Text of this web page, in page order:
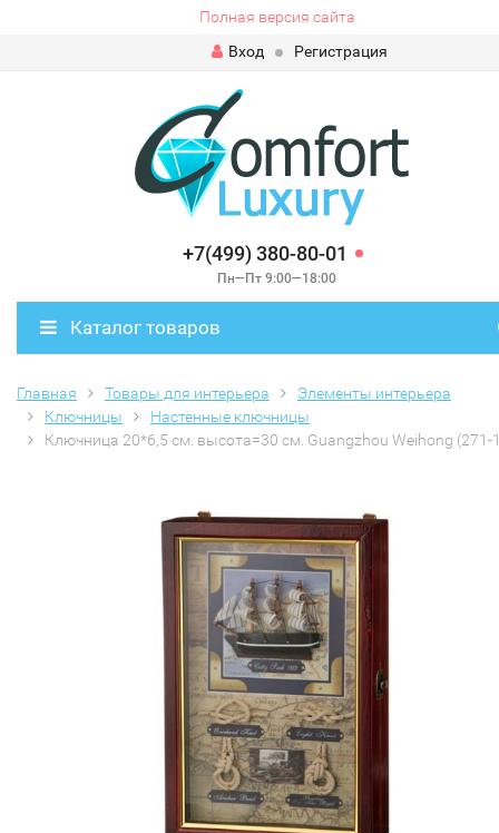
Полная версия сайта
Вход
Регистрация
+7(499) 380-80-01
Пн—Пт 9:00—18:00
Каталог товаров
Главная Товары для интерьера
Элементы интерьера
Ключницы
Настенные ключницы
Ключница 20*6,5 см. высота=30 см. Guangzhou Weihong (271-